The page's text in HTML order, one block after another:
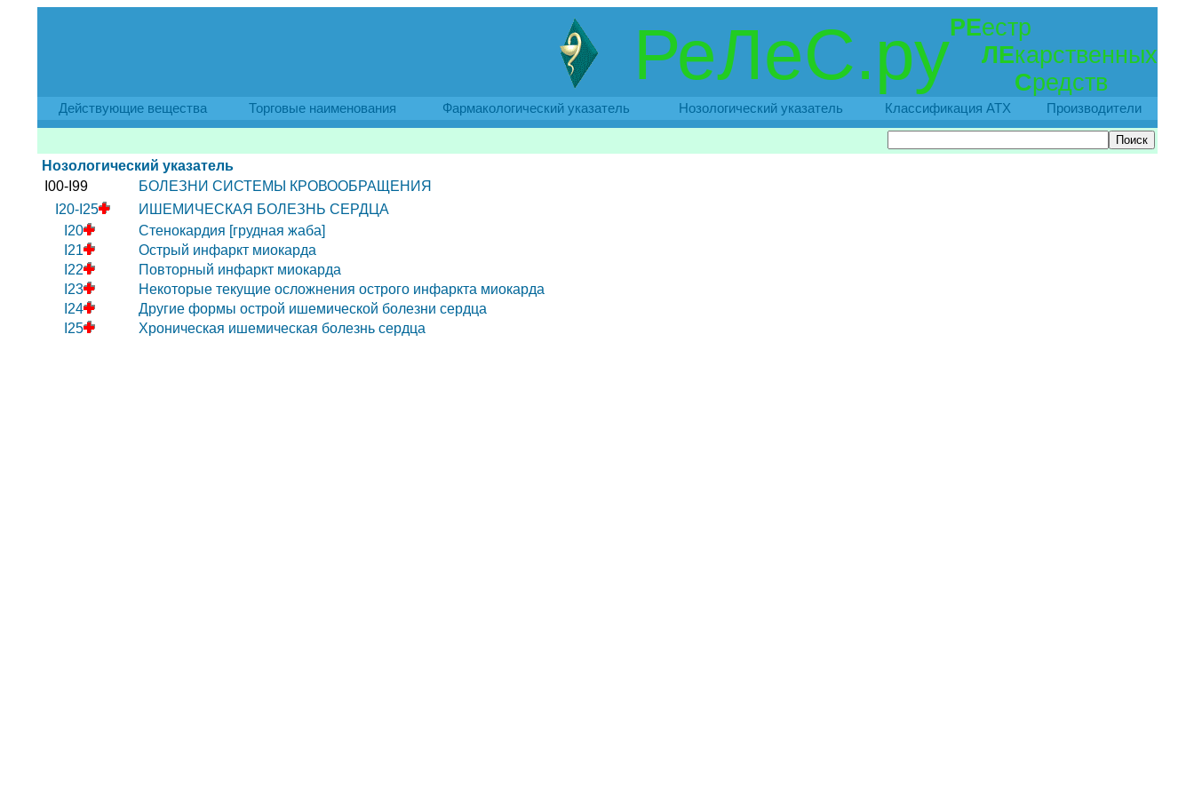
РеЛеС.руРЕестр
ЛЕкарственных
Средств
Действующие вещества Торговые наименования Фармакологический указатель Нозологический указатель Классификация АТХ Производители
Нозологический указатель
I00-I99
БОЛЕЗНИ СИСТЕМЫ КРОВООБРАЩЕНИЯ
I20-I25
ИШЕМИЧЕСКАЯ БОЛЕЗНЬ СЕРДЦА
I20
Стенокардия [грудная жаба]
I21
Острый инфаркт миокарда
I22
Повторный инфаркт миокарда
I23
Некоторые текущие осложнения острого инфаркта миокарда
I24
Другие формы острой ишемической болезни сердца
I25
Хроническая ишемическая болезнь сердца